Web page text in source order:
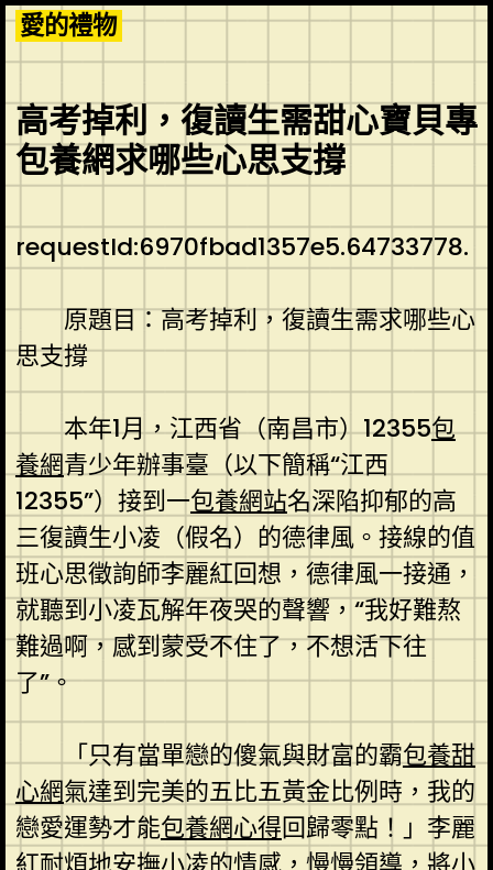
Skip
to
content
愛的禮物
高考掉利，復讀生需甜心寶貝專
包養網求哪些心思支撐
requestId:6970fbad1357e5.64733778.
原題目：高考掉利，復讀生需求哪些心
思支撐
本年1月，江西省（南昌市）12355包
養網青少年辦事臺（以下簡稱“江西
12355”）接到一包養網站名深陷抑郁的高
三復讀生小凌（假名）的德律風。接線的值
班心思徵詢師李麗紅回想，德律風一接通，
就聽到小凌瓦解年夜哭的聲響，“我好難熬
難過啊，感到蒙受不住了，不想活下往
了”。
「只有當單戀的傻氣與財富的霸包養甜
心網氣達到完美的五比五黃金比例時，我的
戀愛運勢才能包養網心得回歸零點！」李麗